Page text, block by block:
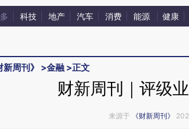
科技 地产 汽车 消费 能源 健康
新周刊》 >金融 >正文
财新周刊｜评级
来源于 《财新周刊》